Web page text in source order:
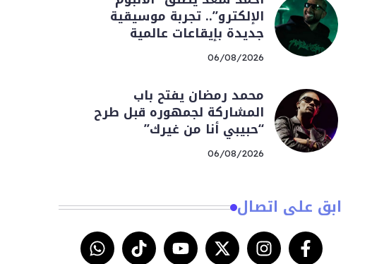
الإلكترو”.. تجربة موسيقية
جديدة بإيقاعات عالمية
06/08/2026
محمد رمضان يفتح باب
المشاركة لجمهوره قبل طرح
“حبيبي أنا من غيرك”
06/08/2026
ابق على اتصال